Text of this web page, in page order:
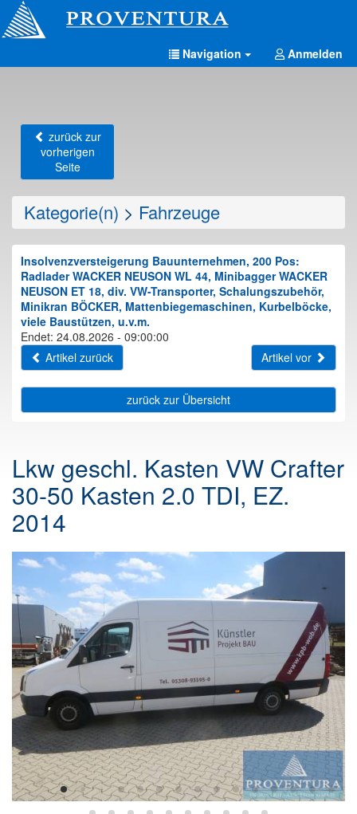
Navigation Anmelden
zurück zur
vorherigen
Seite
Kategorie(n) > Fahrzeuge
Insolvenzversteigerung Bauunternehmen, 200 Pos:
Radlader WACKER NEUSON WL 44, Minibagger WACKER
NEUSON ET 18, div. VW-Transporter, Schalungszubehör,
Minikran BÖCKER, Mattenbiegemaschinen, Kurbelböcke,
viele Baustützen, u.v.m.
Endet: 24.08.2026 - 09:00:00
Artikel zurück
Artikel vor
zurück zur Übersicht
Lkw geschl. Kasten VW Crafter
30-50 Kasten 2.0 TDI, EZ.
2014